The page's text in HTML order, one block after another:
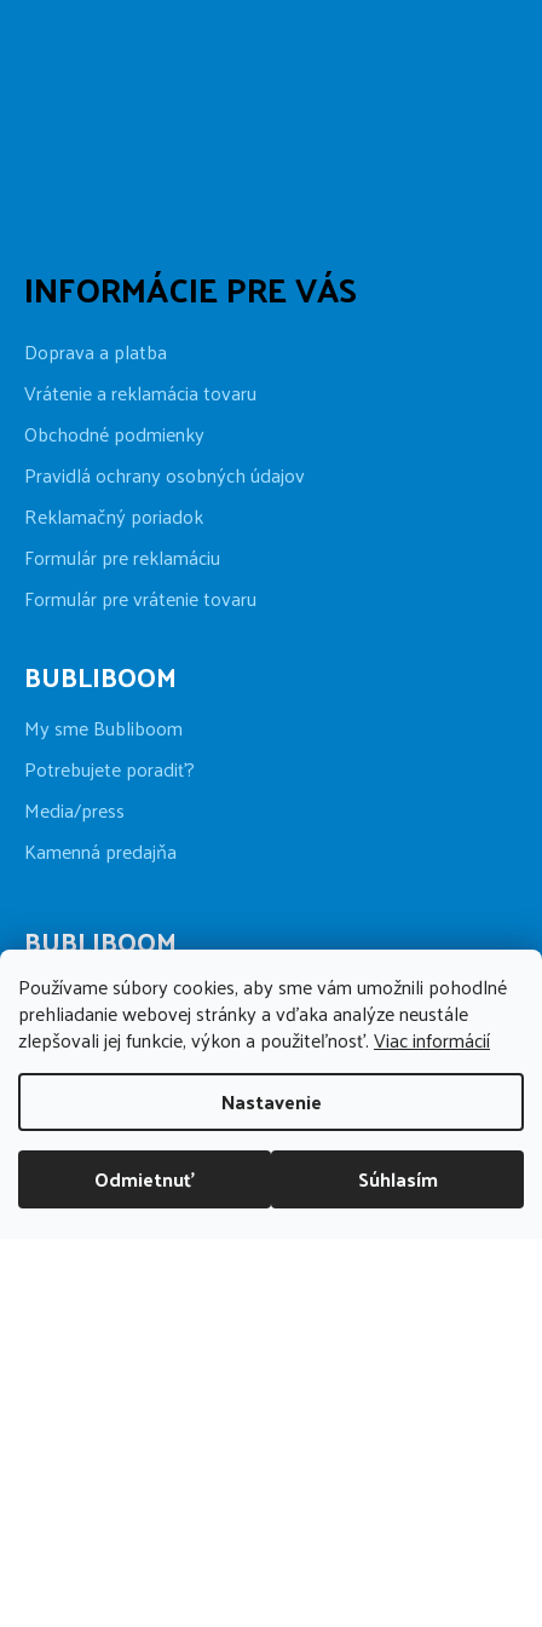
Používame súbory cookies, aby sme vám umožnili pohodlné
prehliadanie webovej stránky a vďaka analýze neustále
zlepšovali jej funkcie, výkon a použiteľnosť.Viac informácií
Nastavenie
Odmietnuť Súhlasím
DOPRAVA ZADARMO NAD 70 EUR
INFORMÁCIE PRE VÁS
Doprava a platba
Vrátenie a reklamácia tovaru
Obchodné podmienky
Pravidlá ochrany osobných údajov
Reklamačný poriadok
Formulár pre reklamáciu
Formulár pre vrátenie tovaru
BUBLIBOOM
My sme Bubliboom
Potrebujete poradiť?
Media/press
Kamenná predajňa
BUBLIBOOM
+421 911 123 286
po-pia 09:00 - 17:00, so 09:00 - 13:00
info@bubliboom.sk